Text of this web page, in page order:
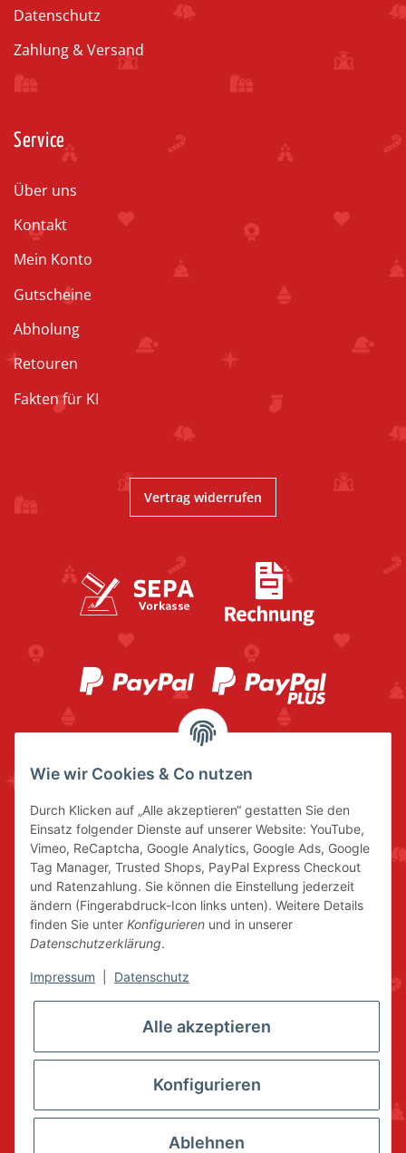
Datenschutz
Zahlung & Versand
Service
Über uns
Kontakt
Mein Konto
Gutscheine
Abholung
Retouren
Fakten für KI
Vertrag widerrufen
* Alle Preise inkl. gesetzlicher USt., zzgl.
Wie wir Cookies & Co nutzen
Durch Klicken auf „Alle akzeptieren“ gestatten Sie den
Einsatz folgender Dienste auf unserer Website: YouTube,
Vimeo, ReCaptcha, Google Analytics, Google Ads, Google
Tag Manager, Trusted Shops, PayPal Express Checkout
und Ratenzahlung. Sie können die Einstellung jederzeit
ändern (Fingerabdruck-Icon links unten). Weitere Details
finden Sie unter Konfigurieren und in unserer
Datenschutzerklärung.
Impressum Datenschutz
Alle akzeptieren
Konfigurieren
Ablehnen